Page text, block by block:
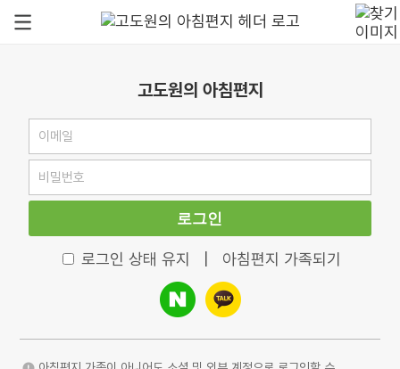
고도원의 아침편지
로그인
로그인 상태 유지 아침편지 가족되기